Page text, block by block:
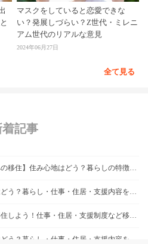
マスクをしていると恋愛できな
い？発展しづらい？Z世代・ミレニ
アム世代のリアルな意見
2024年06月27日
全て見る
着記事
【岐阜県養老町への移住】住み心地はどう？暮らしの特徴・仕事・支援情報
和泉市への移住はどう？暮らし・仕事・住居・支援内容を解説
北海道月形町へ移住しよう！仕事・住居・支援制度など移住に役立つ情報まとめ